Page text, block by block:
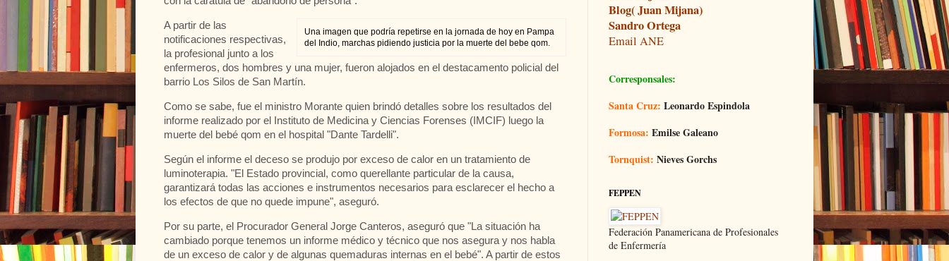
Una imagen que podría repetirse en la jornada de hoy en Pampa
del Indio, marchas pidiendo justicia por la muerte del bebe qom.
A partir de las
notificaciones respectivas,
la profesional junto a los
enfermeros, dos hombres y una mujer, fueron alojados en el destacamento policial del
barrio Los Silos de San Martín.
Como se sabe, fue el ministro Morante quien brindó detalles sobre los resultados del
informe realizado por el Instituto de Medicina y Ciencias Forenses (IMCIF) luego la
muerte del bebé qom en el hospital "Dante Tardelli".
Según el informe el deceso se produjo por exceso de calor en un tratamiento de
luminoterapia. "El Estado provincial, como querellante particular de la causa,
garantizará todas las acciones e instrumentos necesarios para esclarecer el hecho a
los efectos de que no quede impune", aseguró.
Por su parte, el Procurador General Jorge Canteros, aseguró que "La situación ha
cambiado porque tenemos un informe médico y técnico que nos asegura y nos habla
de un exceso de calor y de algunas quemaduras internas en el bebé". A partir de estos
Blog( Juan Mijana)
Sandro Ortega
Email ANE
Corresponsales:
Santa Cruz: Leonardo Espindola
Formosa: Emilse Galeano
Tornquist: Nieves Gorchs
FEPPEN
Federación Panamericana de Profesionales
de Enfermería